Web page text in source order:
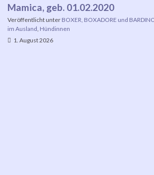
Mamica, geb. 01.02.2020
Veröffentlicht unter BOXER, BOXADORE und
im Ausland Hündinnen
1. August 2026